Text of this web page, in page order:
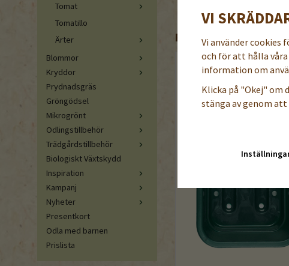
Tomat
Tomatillo
Ärter
Blommor
Kryddor
Prydnadsgräs
Gröngödsel
Mikrogrönt
Odlingstillbehör
Trädgårdstillbehör
Biologiskt Växtskydd
Inspiration
Kampanj
Nyheter
Presentkort
Odla med barnen
Prislista
REKOMMENDERADE
VI
Vi använder cookies
och för att hålla
information om
Klicka på "Okej" om
stänga av genom